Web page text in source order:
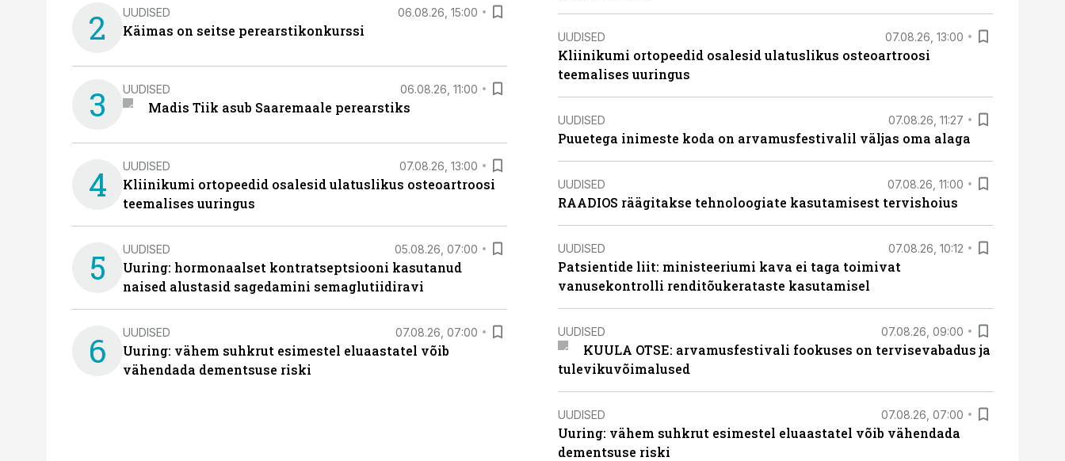
2 UUDISED 06.08.26, 15:00
Käimas on seitse perearstikonkurssi
3 UUDISED 06.08.26, 11:00
Madis Tiik asub Saaremaale perearstiks
4 UUDISED 07.08.26, 13:00
Kliinikumi ortopeedid osalesid ulatuslikus osteoartroosi
teemalises uuringus
5 UUDISED 05.08.26, 07:00
Uuring: hormonaalset kontratseptsiooni kasutanud
naised alustasid sagedamini semaglutiidiravi
6 UUDISED 07.08.26, 07:00
Uuring: vähem suhkrut esimestel eluaastatel võib
vähendada dementsuse riski
UUDISED 07.08.26, 13:00
Kliinikumi ortopeedid osalesid ulatuslikus osteoartroosi
teemalises uuringus
UUDISED 07.08.26, 11:27
Puuetega inimeste koda on arvamusfestivalil väljas oma alaga
UUDISED 07.08.26, 11:00
RAADIOS räägitakse tehnoloogiate kasutamisest tervishoius
UUDISED 07.08.26, 10:12
Patsientide liit: ministeeriumi kava ei taga toimivat
vanusekontrolli renditõukerataste kasutamisel
UUDISED 07.08.26, 09:00
KUULA OTSE: arvamusfestivali fookuses on tervisevabadus ja
tulevikuvõimalused
UUDISED 07.08.26, 07:00
Uuring: vähem suhkrut esimestel eluaastatel võib vähendada
dementsuse riski